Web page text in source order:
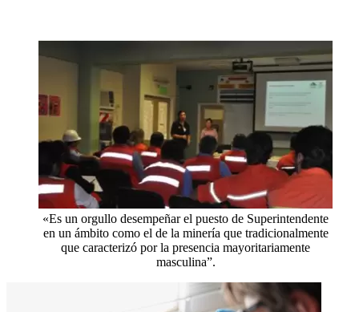
«Es un orgullo desempeñar el puesto de Superintendente
en un ámbito como el de la minería que tradicionalmente
que caracterizó por la presencia mayoritariamente
masculina”.